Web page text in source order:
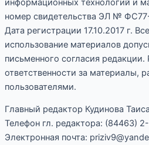
информационных технологий и
номер свидетельства ЭЛ №
Дата регистрации 17.10.2017 г.
использование материалов
письменного согласия редакции.
ответственности за материалы,
пользователями.
Главный редактор Кудинова
Телефон гл. редактора: (84463)
Электронная почта: